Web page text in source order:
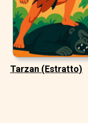
Tarzan (Estratto)